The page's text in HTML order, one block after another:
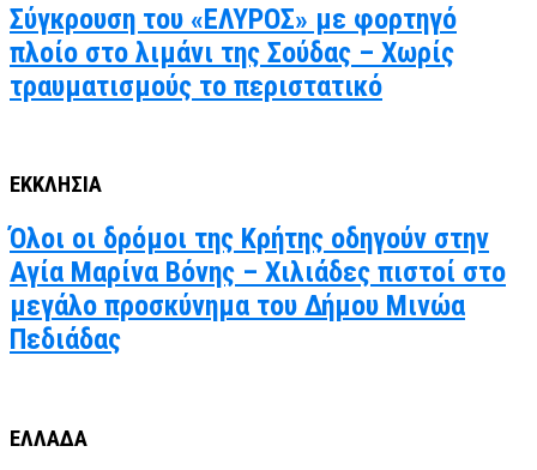
Σύγκρουση του «ΕΛΥΡΟΣ» με φορτηγό
πλοίο στο λιμάνι της Σούδας – Χωρίς
τραυματισμούς το περιστατικό
ΕΚΚΛΗΣΙΑ
Όλοι οι δρόμοι της Κρήτης οδηγούν στην
Αγία Μαρίνα Βόνης – Χιλιάδες πιστοί στο
μεγάλο προσκύνημα του Δήμου Μινώα
Πεδιάδας
ΕΛΛΑΔΑ